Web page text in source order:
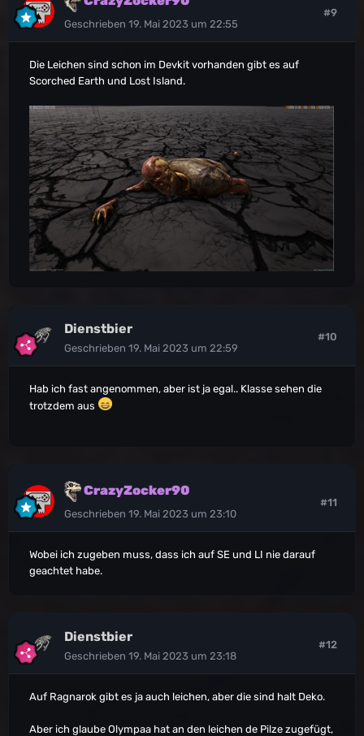
Geschrieben 19. Mai 2023 um 22:55
#9
Die Leichen sind schon im Devkit vorhanden gibt es auf
Scorched Earth und Lost Island.
Dienstbier
Geschrieben 19. Mai 2023 um 22:59
#10
Hab ich fast angenommen, aber ist ja egal.. Klasse sehen die
trotzdem aus
CrazyZocker90
Geschrieben 19. Mai 2023 um 23:10
#11
Wobei ich zugeben muss, dass ich auf SE und LI nie darauf
geachtet habe.
Dienstbier
Geschrieben 19. Mai 2023 um 23:18
#12
Auf Ragnarok gibt es ja auch leichen, aber die sind halt Deko.
Aber ich glaube Olympaa hat an den leichen de Pilze zugefügt,